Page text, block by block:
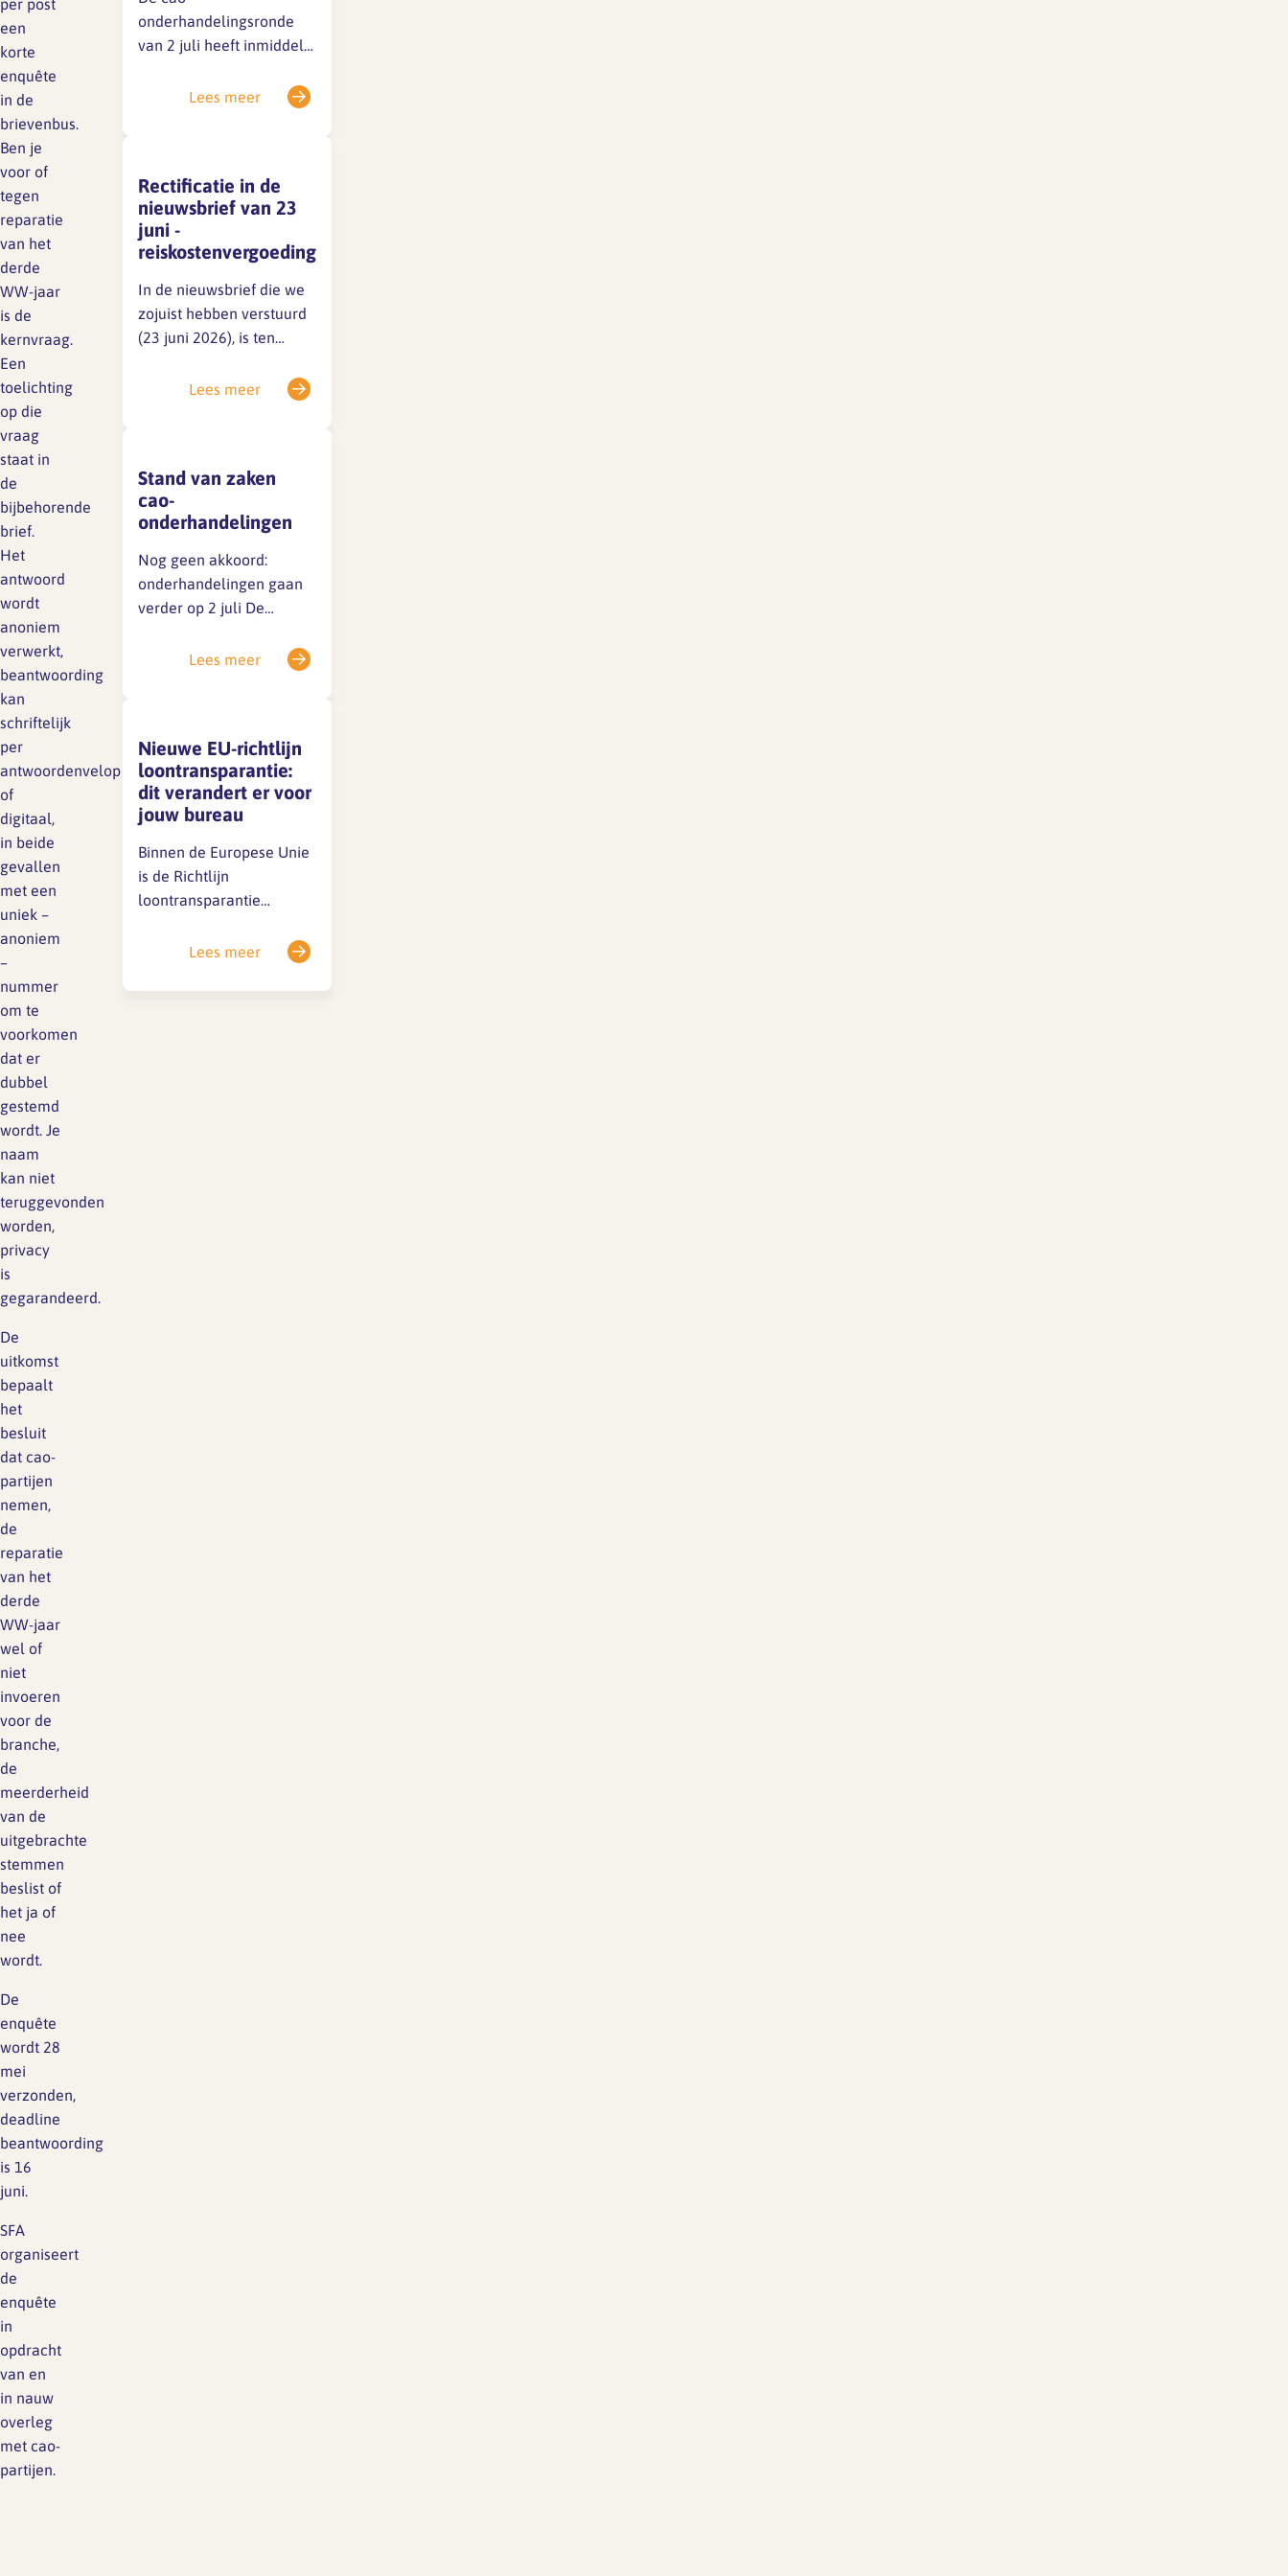
Lief en leed
Branche analyse en
onderzoek
Rapport Arbeidszaken 2025
Rapport Arbeidszaken 2024
Rapport Arbeidszaken 2023
Sectoranalyse
Jaarrapportage
Ontwerpsector 2025
Media en magazine
SFA magazine The Human
Factor
Boekentips
Podcasttips
Gedragscode
Vertrouwenspersoon
Handreikingen
Kantooromgeving
Maatregelen
per post
een
korte
enquête
in de
brievenbus.
Ben je
voor of
tegen
reparatie
van het
derde
WW-jaar
is de
kernvraag.
Een
toelichting
op die
vraag
staat in
de
bijbehorende
brief.
Het
antwoord
wordt
anoniem
verwerkt,
beantwoording
kan
schriftelijk
per
antwoordenvelop
of
digitaal,
in beide
gevallen
met een
uniek –
anoniem
–
nummer
om te
voorkomen
dat er
dubbel
gestemd
wordt. Je
naam
kan niet
teruggevonden
worden,
privacy
is
gegarandeerd.
De
uitkomst
bepaalt
het
besluit
dat cao-
partijen
nemen,
de
reparatie
van het
derde
WW-jaar
wel of
niet
invoeren
voor de
branche,
de
meerderheid
van de
uitgebrachte
stemmen
beslist of
het ja of
nee
wordt.
De
enquête
wordt 28
mei
verzonden,
deadline
beantwoording
is 16
juni.
SFA
organiseert
de
enquête
in
opdracht
van en
in nauw
overleg
met cao-
partijen.
onderhandelingsronde
van 2 juli heeft inmiddels
sociale partners zijn nog
gang. Zodra er iets te
melden is, delen we dat
direct via een nieuwsitem
op onze website en op
LinkedIn.Houd deze
kanalen dus zeker in…
Lees meer
Rectificatie in de
nieuwsbrief van 23
juni -
reiskostenvergoeding
In de nieuwsbrief die we
zojuist hebben verstuurd
(23 juni 2026), is ten
opgenomen: Dit is onjuist,
grond van de huidige
cao.Excuus voor
eventuele verwarring.
Lees meer
Stand van zaken
cao-
onderhandelingen
Nog geen akkoord:
onderhandelingen gaan
verder op 2 juli De
2026. Achter de
geen akkoord bereikt.
Vanwege de
vertrouwelijkheid kunnen
we nu geen details delen,
maar we houden je op de
hoogte. 📌 Belangrijke…
Lees meer
Nieuwe EU-richtlijn
loontransparantie:
dit verandert er voor
jouw bureau
Binnen de Europese Unie
is de Richtlijn
loontransparantie
Het doel van deze
inzicht te geven in
Lees meer